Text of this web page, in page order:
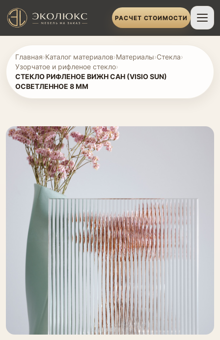
РАСЧЕТ СТОИМОСТИ
Главная›Каталог материалов›Материалы›Стекла›
Узорчатое и рифленое стекло›
СТЕКЛО РИФЛЕНОЕ ВИЖН САН (VISIO SUN)
ОСВЕТЛЕННОЕ 8 ММ